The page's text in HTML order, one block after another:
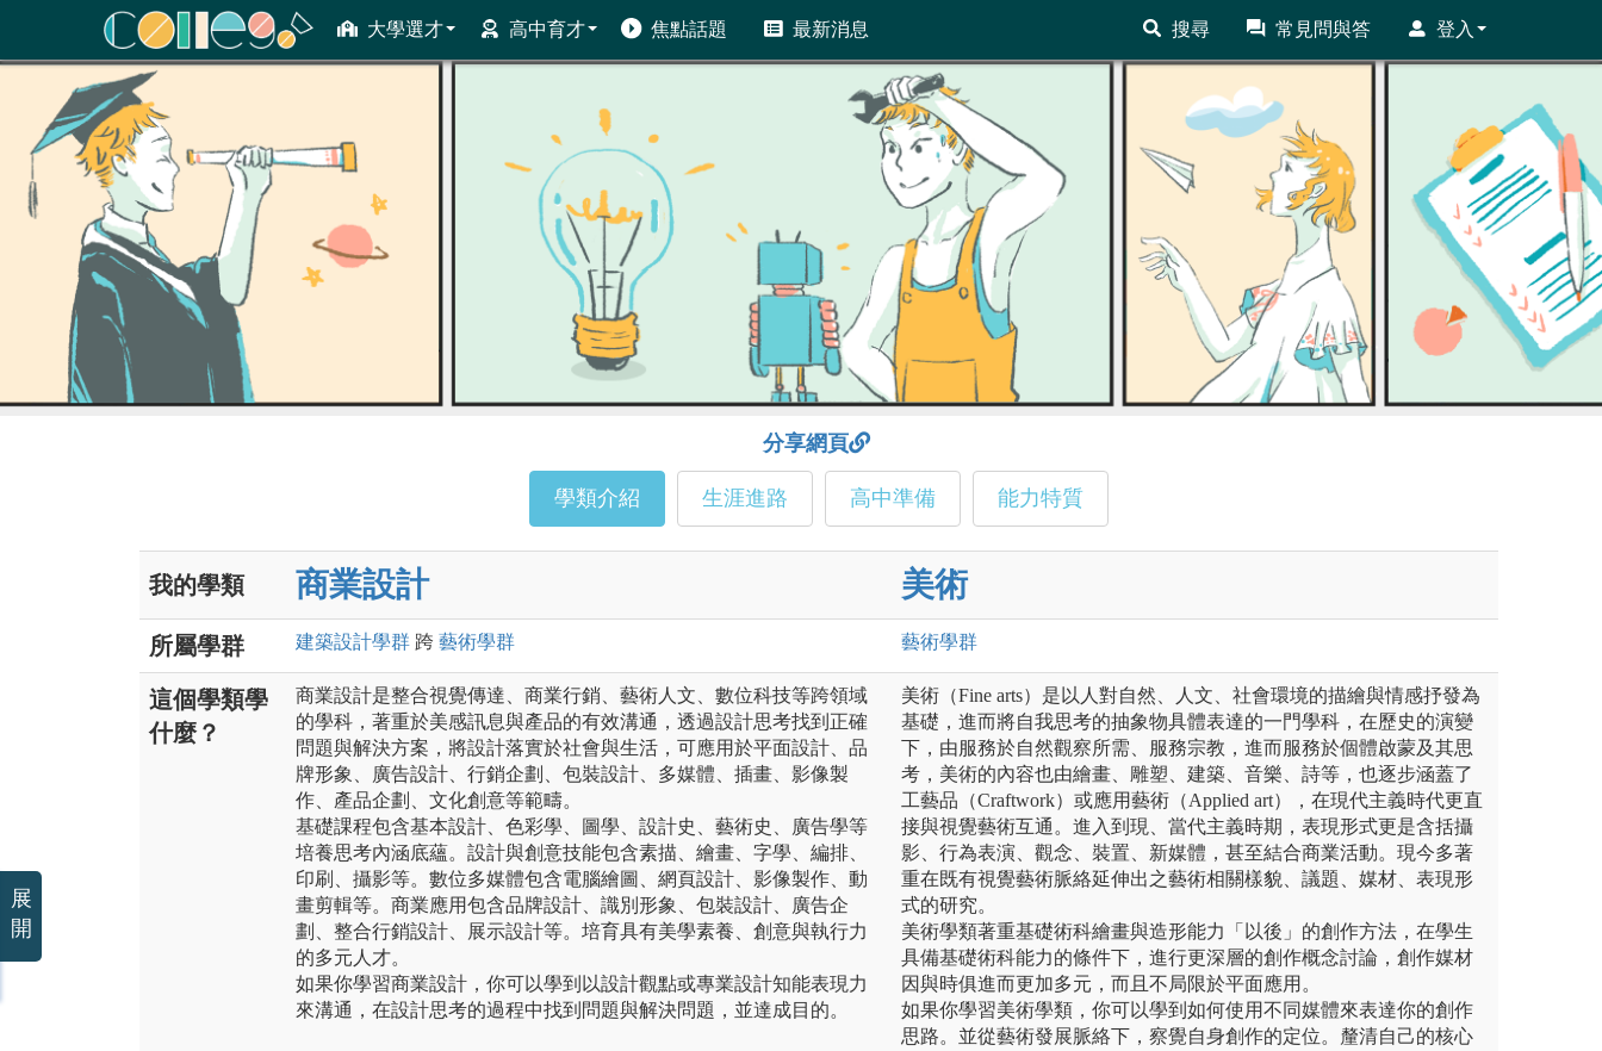
大學選才 高中育才 焦點話題 最新消息 搜尋 常見問與答 登入
ColleGo! 大學選才與高中育才輔助系統
分享網頁
學類介紹 生涯進路 高中準備 能力特質
我的學類 商業設計 美術
所屬學群 建築設計學群 跨 藝術學群 藝術學群
這個學類學
什麼？
商業設計是整合視覺傳達、商業行銷、藝術人文、數位科技等跨領域
的學科，著重於美感訊息與產品的有效溝通，透過設計思考找到正確
問題與解決方案，將設計落實於社會與生活，可應用於平面設計、品
牌形象、廣告設計、行銷企劃、包裝設計、多媒體、插畫、影像製
作、產品企劃、文化創意等範疇。
基礎課程包含基本設計、色彩學、圖學、設計史、藝術史、廣告學等
培養思考內涵底蘊。設計與創意技能包含素描、繪畫、字學、編排、
印刷、攝影等。數位多媒體包含電腦繪圖、網頁設計、影像製作、動
畫剪輯等。商業應用包含品牌設計、識別形象、包裝設計、廣告企
劃、整合行銷設計、展示設計等。培育具有美學素養、創意與執行力
的多元人才。
如果你學習商業設計，你可以學到以設計觀點或專業設計知能表現力
來溝通，在設計思考的過程中找到問題與解決問題，並達成目的。
美術（Fine arts）是以人對自然、人文、社會環境的描繪與情感抒發為
基礎，進而將自我思考的抽象物具體表達的一門學科，在歷史的演變
下，由服務於自然觀察所需、服務宗教，進而服務於個體啟蒙及其思
考，美術的內容也由繪畫、雕塑、建築、音樂、詩等，也逐步涵蓋了
工藝品（Craftwork）或應用藝術（Applied art），在現代主義時代更直
接與視覺藝術互通。進入到現、當代主義時期，表現形式更是含括攝
影、行為表演、觀念、裝置、新媒體，甚至結合商業活動。現今多著
重在既有視覺藝術脈絡延伸出之藝術相關樣貌、議題、媒材、表現形
式的研究。
美術學類著重基礎術科繪畫與造形能力「以後」的創作方法，在學生
具備基礎術科能力的條件下，進行更深層的創作概念討論，創作媒材
因與時俱進而更加多元，而且不局限於平面應用。
如果你學習美術學類，你可以學到如何使用不同媒體來表達你的創作
思路。並從藝術發展脈絡下，察覺自身創作的定位。釐清自己的核心
展
開